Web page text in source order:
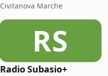
Civitanova Marche
RS
Radio Subasio+